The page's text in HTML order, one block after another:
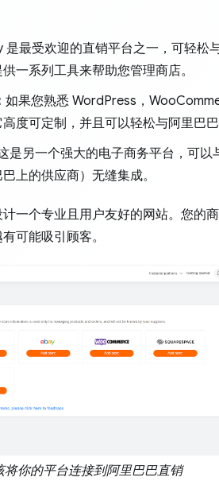
是最受欢迎的直销平台之一，可轻松
一系列工具来帮助您管理商店。
如果您熟悉 WordPress，
度可定制，并且可以轻松与阿里巴
是另一个强大的电子商务平台，可以
上的供应商）无缝集成。
一个专业且用户友好的网站。您的
可能吸引顾客。
将你的平台连接到阿里巴巴直销